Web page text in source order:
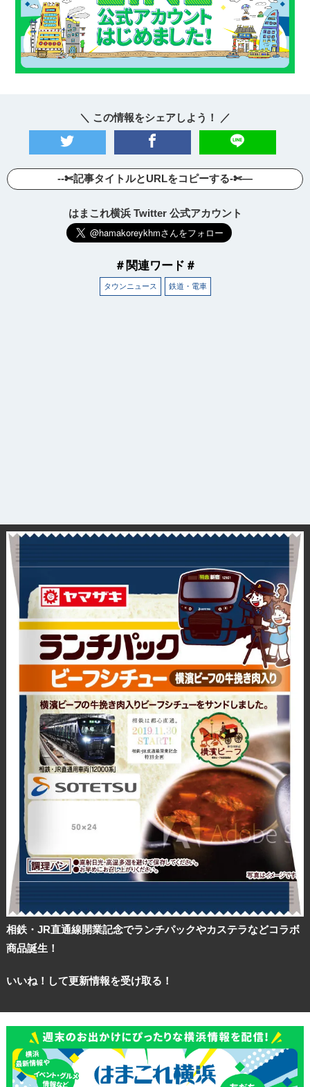
＼ この情報をシェアしよう！ ／
--✄記事タイトルとURLをコピーする-✄—
はまこれ横浜 Twitter 公式アカウント
＃関連ワード＃
タウンニュース 鉄道・電車
相鉄・JR直通線開業記念でランチパックやカステラなどコラボ
商品誕生！
いいね！して更新情報を受け取る！
観光ガイド